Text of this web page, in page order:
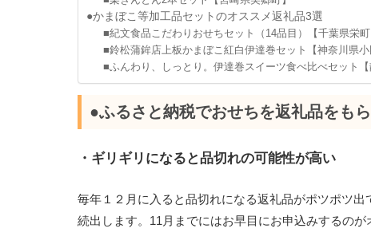
●かまぼこ等加工品セットのオススメ返礼品3選
■紀文食品こだわりおせちセット（14品目）【千葉県栄町
■鈴松蒲鉾店上板かまぼこ紅白伊達巻セット【神奈川県小
■ふんわり、しっとり。伊達巻スイーツ食べ比べセット【
●ふるさと納税でおせちを返礼品をも
・ギリギリになると品切れの可能性が高い
毎年１２月に入ると品切れになる返礼品がポツポツ
続出します。11月までにはお早目にお申込みするのが